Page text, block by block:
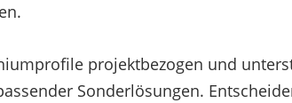
projektbezogen und
Sonderlösungen.